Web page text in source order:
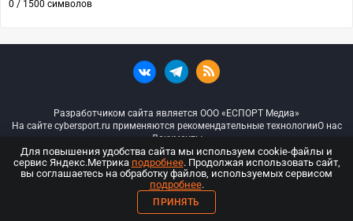
0 / 1500 символов
Разработчиком сайта является ООО «ЕСПОРТ Медиа»
На сайте cybersport.ru применяются рекомендательные технологииО нас
Документы
© ООО «Киберспорт.ру» — Все права защищены
18+
ООО «Киберспорт.ру». Свидетельство о регистрации средств массовой
Для повышения удобства сайта мы используем cookie-файлы и
сервис Яндекс.Метрика подробнее. Продолжая использовать сайт,
вы соглашаетесь на обработку файлов, используемых сервисом
подробнее.
ПРИНЯТЬ